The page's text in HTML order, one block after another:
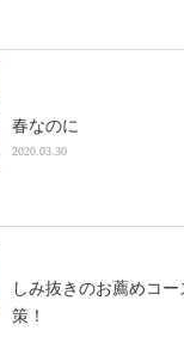
春なのに
2020.03.30
しみ抜きのお薦めコ
策！